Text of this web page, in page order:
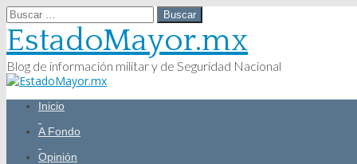
Buscar:
EstadoMayor.mx
Blog de información militar y de Seguridad Nacional
Main
Skip
content
Inicio
A Fondo
Opinión